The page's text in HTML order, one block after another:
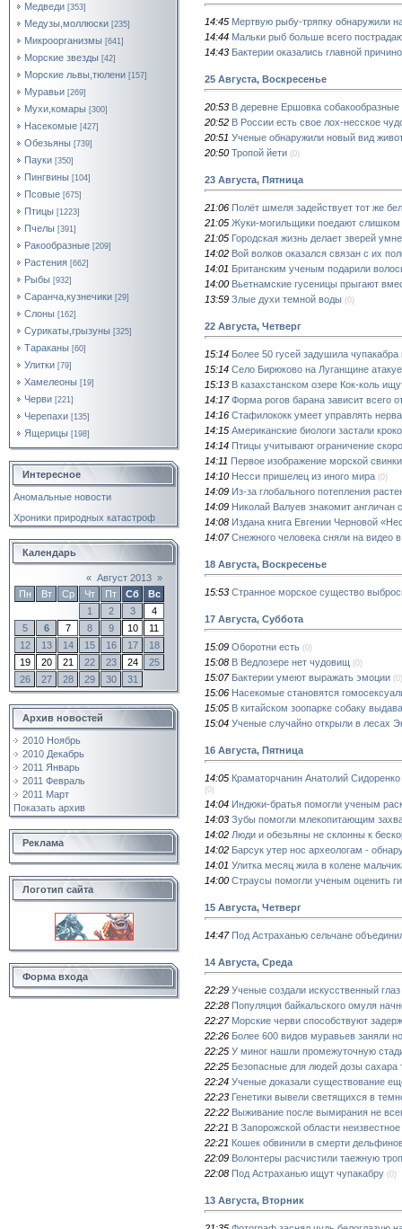
Медведи [353]
Медузы,моллюски [235]
Микроорганизмы [641]
Морские звезды [42]
Морские львы,тюлени [157]
Муравьи [269]
Мухи,комары [300]
Насекомые [427]
Обезьяны [739]
Пауки [350]
Пингвины [104]
Псовые [675]
Птицы [1223]
Пчелы [391]
Ракообразные [209]
Растения [662]
Рыбы [932]
Саранча,кузнечики [29]
Слоны [162]
Сурикаты,грызуны [325]
Тараканы [60]
Улитки [79]
Хамелеоны [19]
Черви [221]
Черепахи [135]
Ящерицы [198]
Интересное
Аномальные новости
Хроники природных катастроф
Календарь
« Август 2013 »
Пн
Вт Ср Чт Пт Сб
Вс
1
2 3
4
5
6 7 8 9 10
11
12
13 14 15 16 17
18
19
20 21 22 23 24
25
26
27 28 29 30 31
Архив новостей
2010 Ноябрь
2010 Декабрь
2011 Январь
2011 Февраль
2011 Март
Показать архив
Реклама
Логотип сайта
Форма входа
14:45 Мертвую рыбу-тряпку обнаружили
14:44 Мальки рыб больше всего
14:43 Бактерии оказались главной
25 Августа, Воскресенье
20:53 В деревне Ершовка собакообразные
20:52 В России есть свое лох-несское
20:51 Ученые обнаружили новый вид
20:50 Тропой йети (0)
23 Августа, Пятница
21:06 Полёт шмеля задействует тот же
21:05 Жуки-могильщики поедают слишком
21:05 Городская жизнь делает зверей
14:02 Вой волков оказался связан с их
14:01 Британским ученым подарили
14:00 Вьетнамские гусеницы прыгают
13:59 Злые духи темной воды (0)
22 Августа, Четверг
15:14 Более 50 гусей задушила чупакабра
15:14 Село Бирюково на Луганщине
15:13 В казахстанском озере Кок-коль
14:17 Форма рогов барана зависит всего
14:16 Стафилококк умеет управлять
14:15 Американские биологи застали
14:14 Птицы учитывают ограничение
14:11 Первое изображение морской
14:10 Несси пришелец из иного мира (0)
14:09 Из-за глобального потепления
14:09 Николай Валуев знакомит англичан
14:08 Издана книга Евгении Черновой
14:07 Снежного человека сняли на видео
18 Августа, Воскресенье
15:53 Странное морское существо
17 Августа, Суббота
15:09 Оборотни есть (0)
15:08 В Ведлозере нет чудовищ (0)
15:07 Бактерии умеют выражать эмоции (0)
15:06 Насекомые становятся
15:05 В китайском зоопарке собаку
15:04 Ученые случайно открыли в лесах
16 Августа, Пятница
14:05 Краматорчанин Анатолий
(0)
14:04 Индюки-братья помогли ученым
14:03 Зубы помогли млекопитающим
14:02 Люди и обезьяны не склонны к
14:02 Барсук утер нос археологам -
14:01 Улитка месяц жила в колене
14:00 Страусы помогли ученым оценить
15 Августа, Четверг
14:47 Под Астраханью сельчане
14 Августа, Среда
22:29 Ученые создали искусственный
22:28 Популяция байкальского омуля
22:27 Морские черви способствуют
22:26 Более 600 видов муравьев заняли
22:25 У миног нашли промежуточную
22:25 Безопасные для людей дозы
22:24 Ученые доказали существование
22:23 Генетики вывели светящихся в
22:22 Выживание после вымирания не
22:21 В Запорожской области
22:21 Кошек обвинили в смерти
22:09 Волонтеры расчистили таежную
22:08 Под Астраханью ищут чупакабру (0)
13 Августа, Вторник